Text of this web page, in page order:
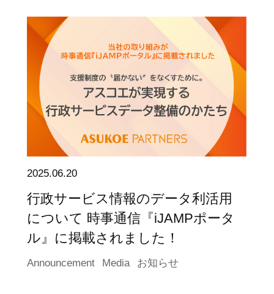
2025.06.20
行政サービス情報のデータ利活用
について 時事通信『iJAMPポータ
ル』に掲載されました！
Announcement Media お知らせ